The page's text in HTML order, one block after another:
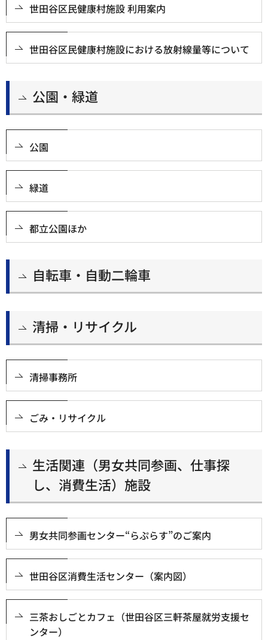
世田谷区民健康村施設 利用案内
世田谷区民健康村施設における放射線量等について
公園・緑道
公園
緑道
都立公園ほか
自転車・自動二輪車
清掃・リサイクル
清掃事務所
ごみ・リサイクル
生活関連（男女共同参画、仕事探
し、消費生活）施設
男女共同参画センター“らぷらす”のご案内
世田谷区消費生活センター（案内図）
三茶おしごとカフェ（世田谷区三軒茶屋就労支援セ
ンター）